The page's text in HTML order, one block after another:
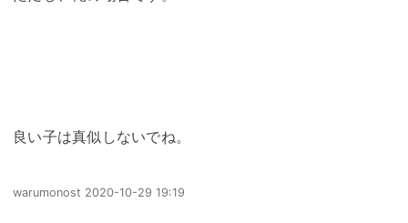
良い子は真似しないでね。
warumonost 2020-10-29 19:19